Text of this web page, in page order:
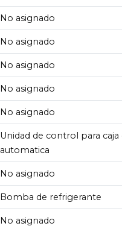
No asignado
No asignado
No asignado
No asignado
No asignado
Unidad de control para
automatica
No asignado
Bomba de refrigerante
No asignado